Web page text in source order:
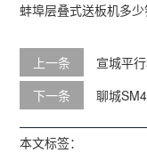
蚌埠层叠式送板机多
上一条
宣城平
下一条
聊城
本文标签：